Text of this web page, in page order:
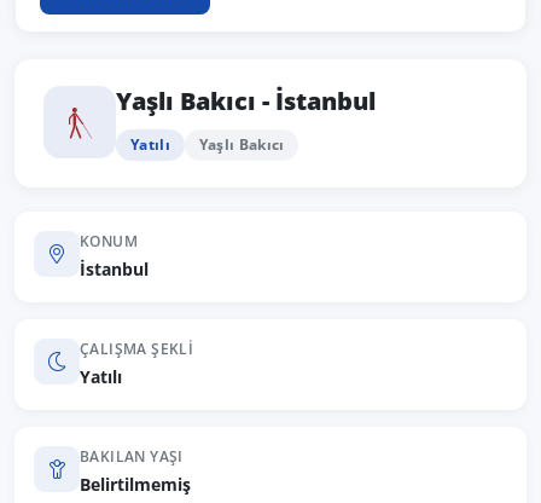
Yaşlı Bakıcı - İstanbul
Yatılı Yaşlı Bakıcı
KONUM
İstanbul
ÇALIŞMA ŞEKLI
Yatılı
BAKILAN YAŞI
Belirtilmemiş